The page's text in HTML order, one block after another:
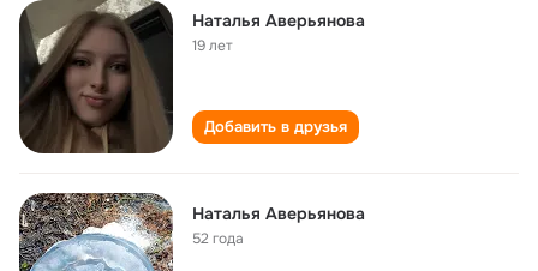
Наталья Аверьянова
19 лет
Добавить в друзья
Наталья Аверьянова
52 года